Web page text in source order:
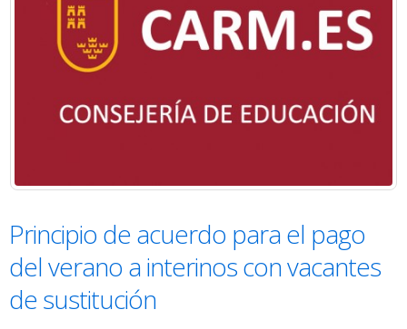
Principio de acuerdo para el pago
del verano a interinos con vacantes
de sustitución